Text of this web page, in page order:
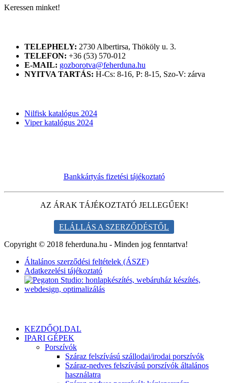
Keressen minket!
TELEPHELY: 2730 Albertirsa, Thököly u. 3.
TELEFON: +36 (53) 570-012
E-MAIL: gozborotva@feherduna.hu
NYITVA TARTÁS: H-Cs: 8-16, P: 8-15, Szo-V: zárva
Nilfisk katalógus 2024
Viper katalógus 2024
Bankkártyás fizetési tájékoztató
AZ ÁRAK TÁJÉKOZTATÓ JELLEGŰEK!
ELÁLLÁS A SZERZŐDÉSTŐL
Copyright © 2018 feherduna.hu - Minden jog fenntartva!
Általános szerződési feltételek (ÁSZF)
Adatkezelési tájékoztató
KEZDŐOLDAL
IPARI GÉPEK
Porszívók
Száraz felszívású szállodai/irodai porszívók
Száraz-nedves felszívású porszívók általános
használatra